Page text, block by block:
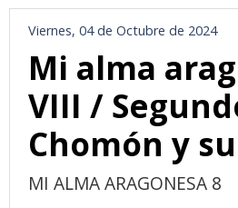
Viernes, 04 de Octubre de 2024
Mi alma
VIII /
Chomón y
MI ALMA ARAGONESA 8